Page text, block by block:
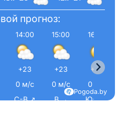
прогноз:
14:00
+23
0 м/с
С-В ↗
15:00
+23
0 м/с
В →
16:00
+24
0 м/с
Ю-В ↘
Pogoda.by